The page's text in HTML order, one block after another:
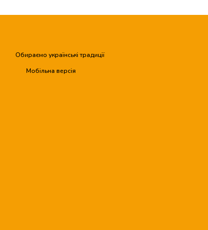
Обираємо українські традиції
Мобільна версія